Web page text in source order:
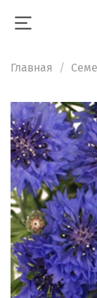
Главная